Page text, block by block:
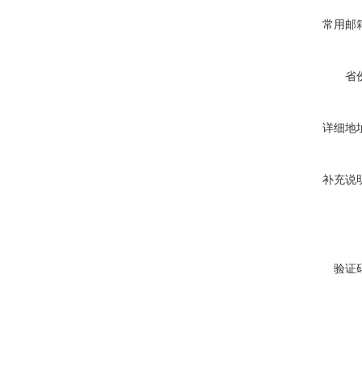
常用邮
省
详细地
补充说
验证